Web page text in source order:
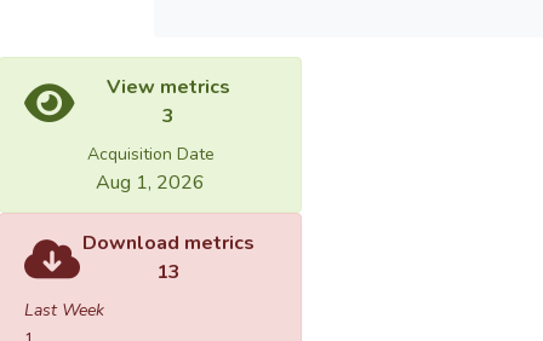
View metrics
3
Acquisition Date
Aug 1, 2026
Download metrics
13
Last Week